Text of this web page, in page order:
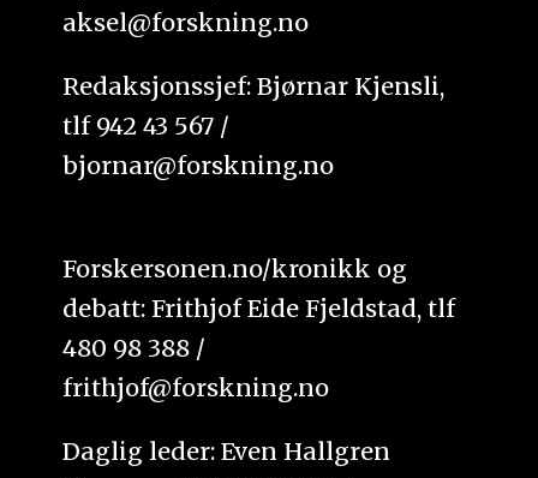
aksel@forskning.no
Redaksjonssjef: Bjørnar Kjensli,
tlf 942 43 567 /
bjornar@forskning.no
Forskersonen.no/kronikk og
debatt: Frithjof Eide Fjeldstad, tlf
480 98 388 /
frithjof@forskning.no
Daglig leder: Even Hallgren